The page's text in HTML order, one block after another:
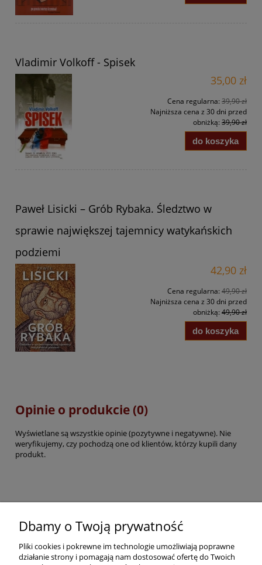
Vladimir Volkoff - Spisek
35,00 zł
Cena regularna: 39,90 zł
Najniższa cena z 30 dni przed
obniżką: 39,90 zł
do koszyka
Paweł Lisicki – Grób Rybaka. Śledztwo w
sprawie największej tajemnicy watykańskich
podziemi
42,90 zł
Cena regularna: 49,90 zł
Najniższa cena z 30 dni przed
obniżką: 49,90 zł
do koszyka
Opinie o produkcie (0)
Wyświetlane są wszystkie opinie (pozytywne i negatywne). Nie
weryfikujemy, czy pochodzą one od klientów, którzy kupili dany
produkt.
Pomoc
Dostawa
Dbamy o Twoją prywatność
Pliki cookies i pokrewne im technologie umożliwiają poprawne
działanie strony i pomagają nam dostosować ofertę do Twoich